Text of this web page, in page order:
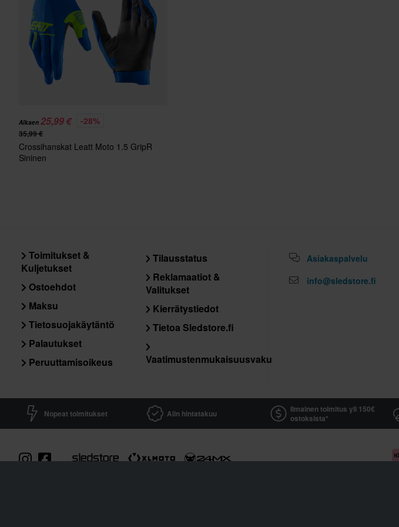
Alkaen 25,99 € -28%
35,99 €
Crossihanskat Leatt Moto 1.5 GripR
Sininen
Toimitukset &
Kuljetukset
Ostoehdot
Maksu
Tietosuojakäytäntö
Palautukset
Peruuttamisoikeus
Tilausstatus
Reklamaatiot &
Valitukset
Kierrätystiedot
Tietoa Sledstore.fi
Vaatimustenmukaisuusvakuutus
Asiakaspalvelu
info@sledstore.fi
Nopeat toimitukset Alin hintatakuu
Ilmainen toimitus yli 150€
ostoksista*